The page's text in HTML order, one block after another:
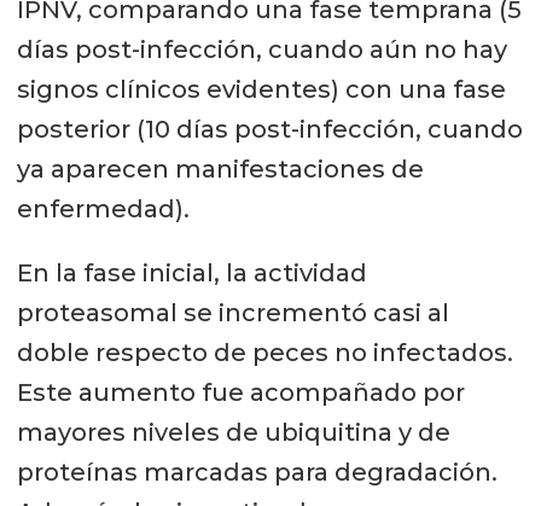
IPNV, comparando una fase temprana (5
días post-infección, cuando aún no hay
signos clínicos evidentes) con una fase
posterior (10 días post-infección, cuando
ya aparecen manifestaciones de
enfermedad).
En la fase inicial, la actividad
proteasomal se incrementó casi al
doble respecto de peces no infectados.
Este aumento fue acompañado por
mayores niveles de ubiquitina y de
proteínas marcadas para degradación.